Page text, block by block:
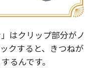
はクリップ部分がノ
クすると、きつねが
るんです。